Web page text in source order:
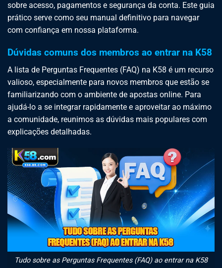
sobre acesso, pagamentos e segurança da conta. Este guia
prático serve como seu manual definitivo para navegar
com confiança em nossa plataforma.
Dúvidas comuns dos membros ao entrar na K58
A lista de Perguntas Frequentes (FAQ) na K58 é um recurso
valioso, especialmente para novos membros que estão se
familiarizando com o ambiente de apostas online. Para
ajudá-lo a se integrar rapidamente e aproveitar ao máximo
a comunidade, reunimos as dúvidas mais populares com
explicações detalhadas.
Tudo sobre as Perguntas Frequentes (FAQ) ao entrar na K58